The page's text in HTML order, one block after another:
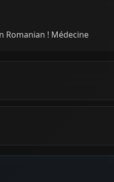
Romanian ! Médecine